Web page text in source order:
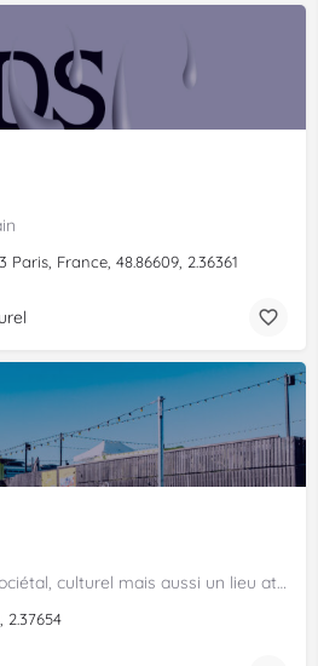
Paris, France, 48.86609, 2.36361
Petit Bain est un projet sociétal, culturel mais aussi un lieu atypique.
2.37654